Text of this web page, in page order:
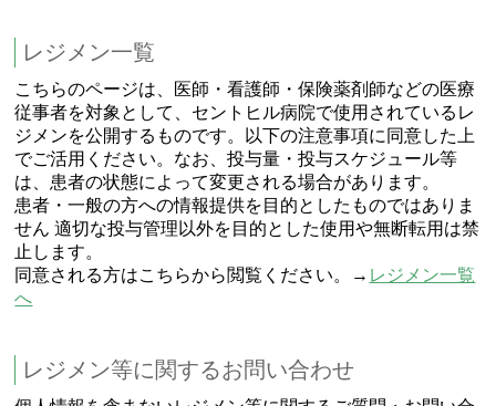
レジメン一覧
こちらのページは、医師・看護師・保険薬剤師などの医療
従事者を対象として、セントヒル病院で使用されているレ
ジメンを公開するものです。以下の注意事項に同意した上
でご活用ください。なお、投与量・投与スケジュール等
は、患者の状態によって変更される場合があります。
患者・一般の方への情報提供を目的としたものではありま
せん 適切な投与管理以外を目的とした使用や無断転用は禁
止します。
同意される方はこちらから閲覧ください。→ レジメン一覧
へ
レジメン等に関するお問い合わせ